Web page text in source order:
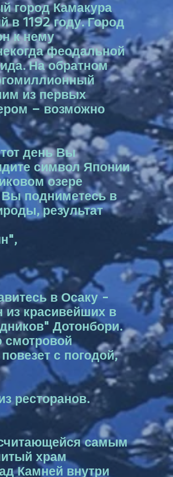
город Камакура
в 1192 году. Город
к нему
феодальной
На обратном
из первых
– возможно
день Вы
символ Японии
озере
Вы подниметесь в
результат
в Осаку -
красивейших в
Дотонбори.
с погодой,
ресторанов.
считающейся самым
храм
Камней внутри